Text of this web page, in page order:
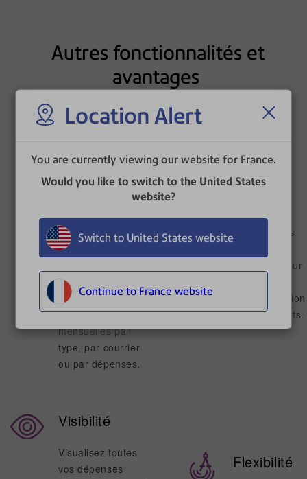
Location Alert
You are currently viewing our website for France.
Would you like to switch to the United States
website?
Switch to United States website
Continue to France website
Autres fonctionnalités et
avantages
Fiabilité
Évitez les
interruptions de
distribution du
courrier dues à un
défaut
- suivez les
dépenses
quotidiennes et
mensuelles par
type, par courrier
ou par dépenses.
Des données
détaillées pour
rétrofacturation
et les rapports.
Visibilité
Visualisez toutes
vos dépenses
Flexibilité